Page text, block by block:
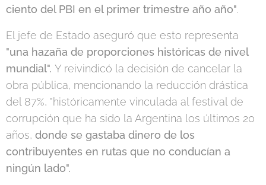
ciento del PBI en el primer trimestre año año".
El jefe de Estado aseguró que esto representa
"una hazaña de proporciones históricas de nivel
mundial". Y reivindicó la decisión de cancelar la
obra pública, mencionando la reducción drástica
del 87%, "históricamente vinculada al festival de
corrupción que ha sido la Argentina los últimos 20
años, donde se gastaba dinero de los
contribuyentes en rutas que no conducían a
ningún lado".